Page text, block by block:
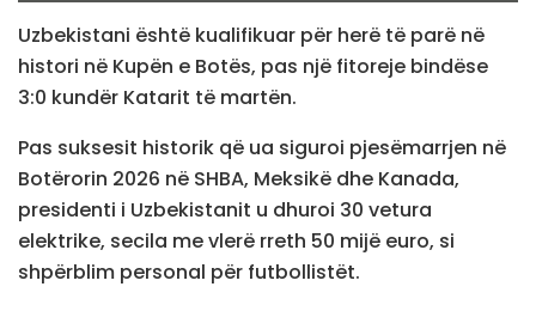
Uzbekistani është kualifikuar për herë të parë në
histori në Kupën e Botës, pas një fitoreje bindëse
3:0 kundër Katarit të martën.
Pas suksesit historik që ua siguroi pjesëmarrjen në
Botërorin 2026 në SHBA, Meksikë dhe Kanada,
presidenti i Uzbekistanit u dhuroi 30 vetura
elektrike, secila me vlerë rreth 50 mijë euro, si
shpërblim personal për futbollistët.